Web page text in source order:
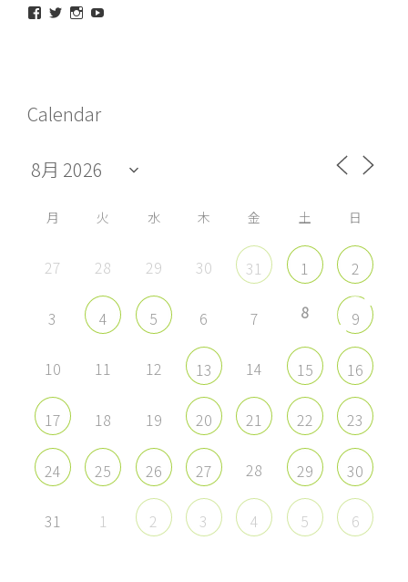
maeda_kazuaki@me.com
ィ
ー
を
Facebook
示
maedakazuaki
さ
ィ
ー
を
Twitter
maede_kazuaki
ィ
ー
を
Instagram
YouTube
示
Calendar
月 火 水 木 金 土 日
27 28 29 30 31 1 2
3 4 5 6 7 8 9
10 11 12 13 14 15 16
17 18 19 20 21 22 23
24 25 26 27 28 29 30
31 1 2 3 4 5 6